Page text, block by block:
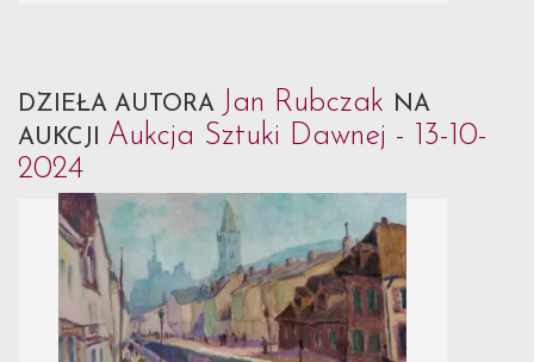
DZIEŁA AUTORA Jan Rubczak NA
AUKCJI Aukcja Sztuki Dawnej - 13-10-
2024